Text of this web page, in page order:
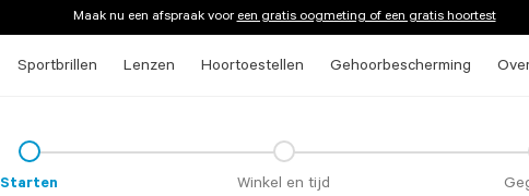
Maak nu een afspraak vooreen gratis oogmeting of een gratis hoortest
Sportbrillen Lenzen Hoortoestellen Gehoorbescherming
Starten Winkel en tijd